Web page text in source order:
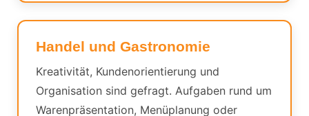
Handel und Gastronomie
Kreativität, Kundenorientierung und
Organisation sind gefragt. Aufgaben rund um
Warenpräsentation, Menüplanung oder